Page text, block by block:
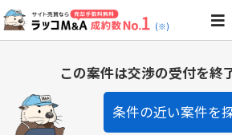
(※)
この案件は交渉の受付を終
条件の近い案件を